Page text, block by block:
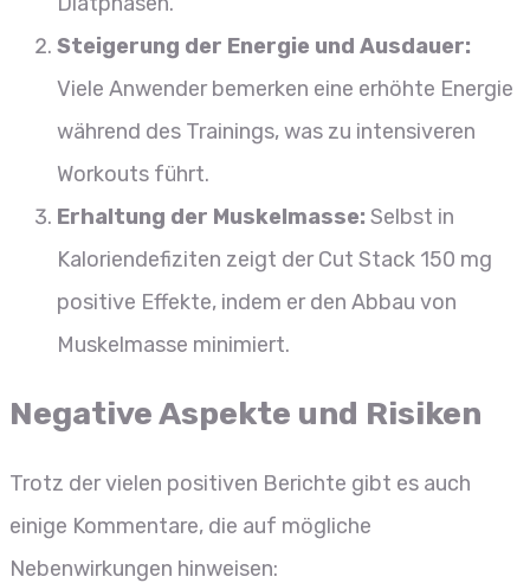
Steigerung der Energie und Ausdauer:
Viele Anwender bemerken eine erhöhte Energie
während des Trainings, was zu intensiveren
Workouts führt.
Erhaltung der Muskelmasse: Selbst in
Kaloriendefiziten zeigt der Cut Stack 150 mg
positive Effekte, indem er den Abbau von
Muskelmasse minimiert.
Negative Aspekte und Risiken
Trotz der vielen positiven Berichte gibt es auch
einige Kommentare, die auf mögliche
Nebenwirkungen hinweisen: